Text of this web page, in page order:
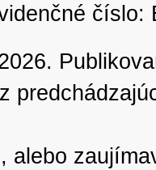
číslo:
alebo